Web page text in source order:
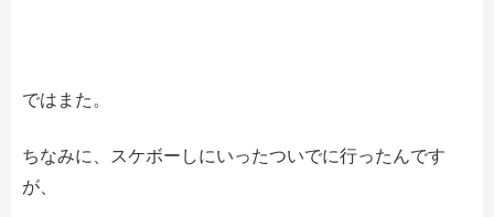
ではまた。
ちなみに、スケボーしにいったついでに行ったんです
が、